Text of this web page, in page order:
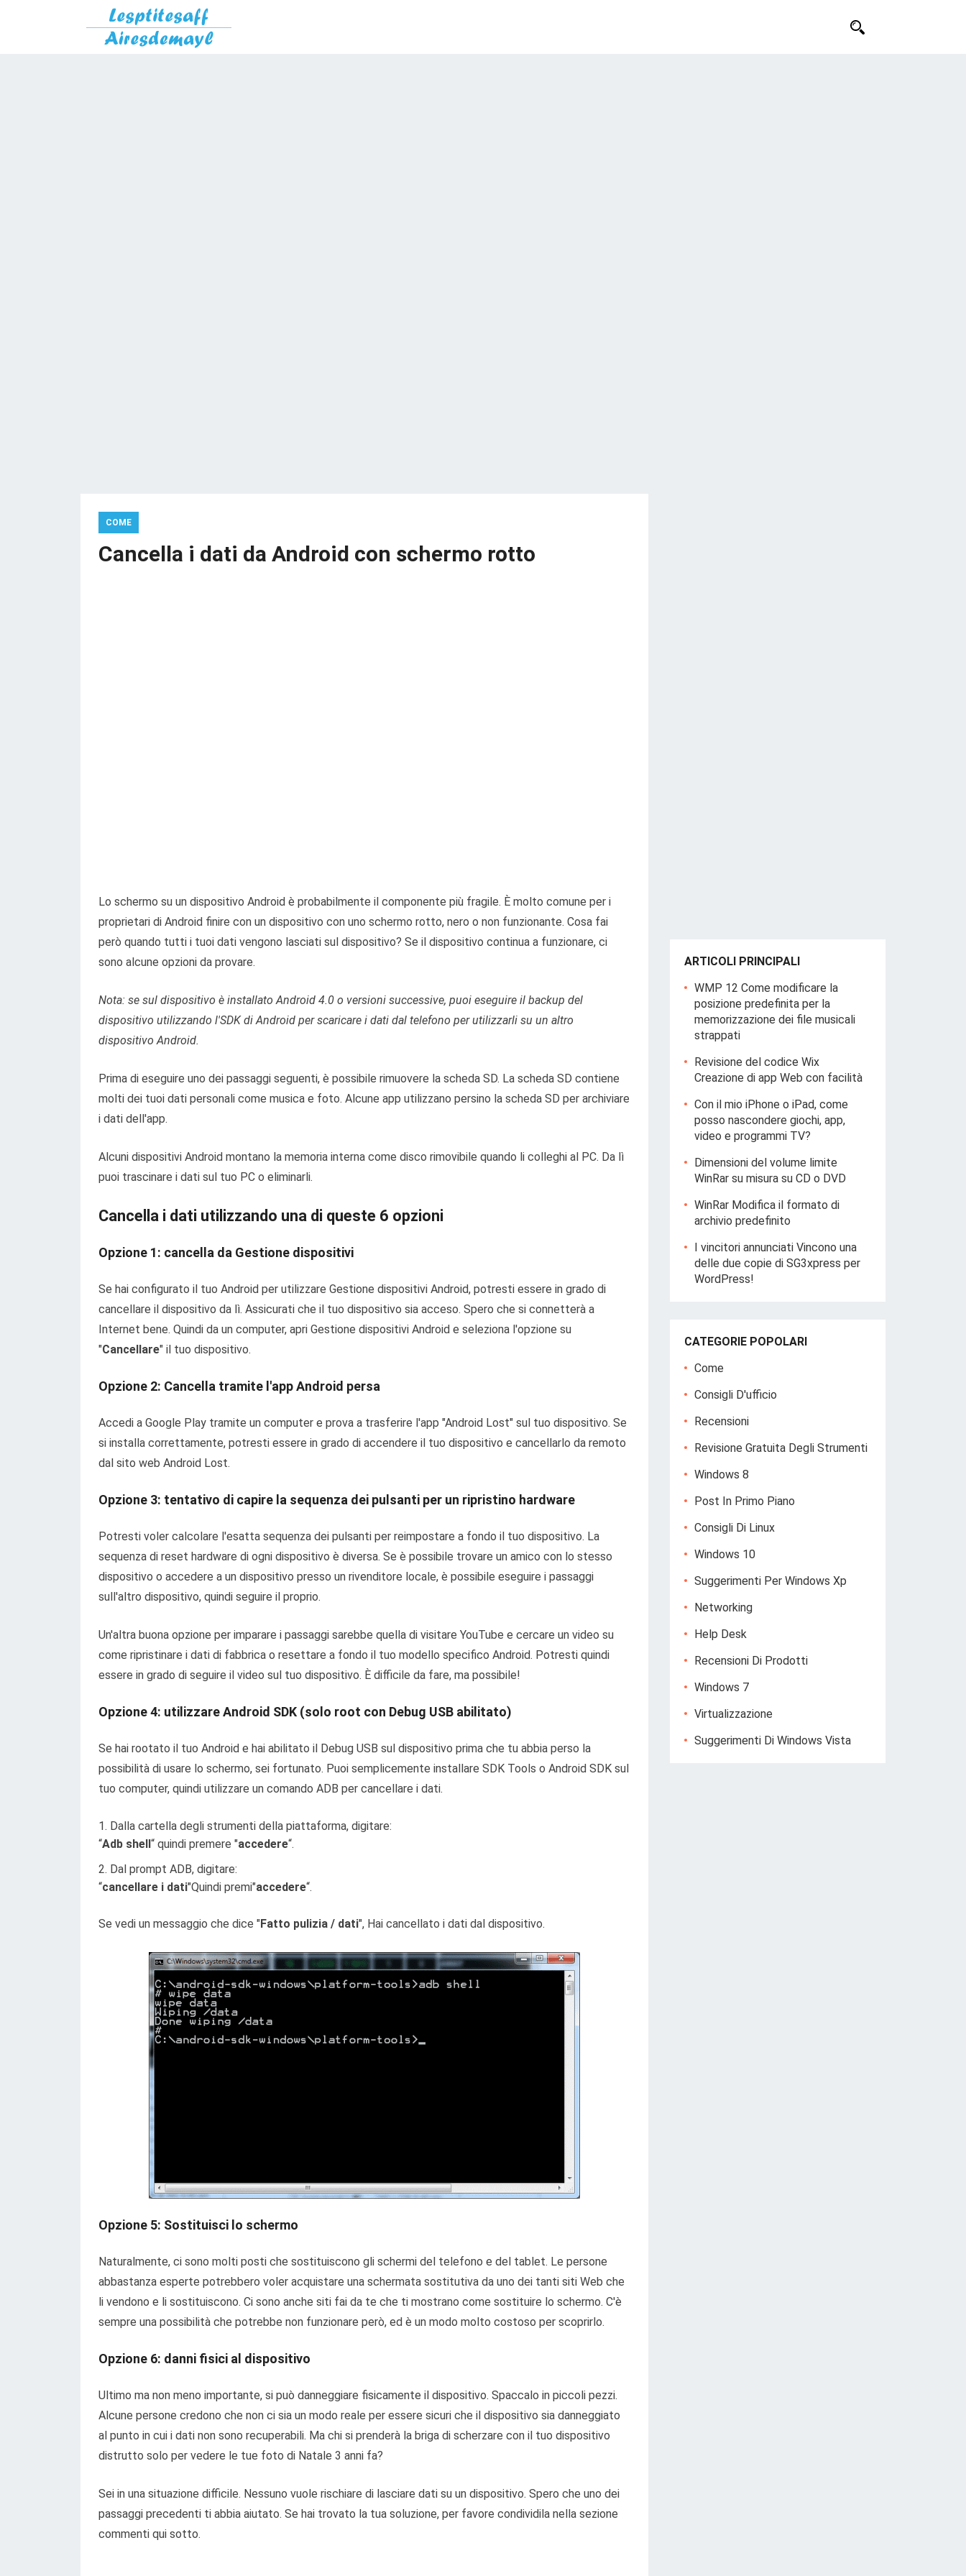
COME
Cancella i dati da Android con schermo rotto
Lo schermo su un dispositivo Android è probabilmente il componente più fragile. È molto comune per i
proprietari di Android finire con un dispositivo con uno schermo rotto, nero o non funzionante. Cosa fai
però quando tutti i tuoi dati vengono lasciati sul dispositivo? Se il dispositivo continua a funzionare, ci
sono alcune opzioni da provare.
Nota: se sul dispositivo è installato Android 4.0 o versioni successive, puoi eseguire il backup del
dispositivo utilizzando l'SDK di Android per scaricare i dati dal telefono per utilizzarli su un altro
dispositivo Android.
Prima di eseguire uno dei passaggi seguenti, è possibile rimuovere la scheda SD. La scheda SD contiene
molti dei tuoi dati personali come musica e foto. Alcune app utilizzano persino la scheda SD per archiviare
i dati dell'app.
Alcuni dispositivi Android montano la memoria interna come disco rimovibile quando li colleghi al PC. Da lì
puoi trascinare i dati sul tuo PC o eliminarli.
Cancella i dati utilizzando una di queste 6 opzioni
Opzione 1: cancella da Gestione dispositivi
Se hai configurato il tuo Android per utilizzare Gestione dispositivi Android, potresti essere in grado di
cancellare il dispositivo da lì. Assicurati che il tuo dispositivo sia acceso. Spero che si connetterà a
Internet bene. Quindi da un computer, apri Gestione dispositivi Android e seleziona l'opzione su
"Cancellare" il tuo dispositivo.
Opzione 2: Cancella tramite l'app Android persa
Accedi a Google Play tramite un computer e prova a trasferire l'app "Android Lost" sul tuo dispositivo. Se
si installa correttamente, potresti essere in grado di accendere il tuo dispositivo e cancellarlo da remoto
dal sito web Android Lost.
Opzione 3: tentativo di capire la sequenza dei pulsanti per un ripristino hardware
Potresti voler calcolare l'esatta sequenza dei pulsanti per reimpostare a fondo il tuo dispositivo. La
sequenza di reset hardware di ogni dispositivo è diversa. Se è possibile trovare un amico con lo stesso
dispositivo o accedere a un dispositivo presso un rivenditore locale, è possibile eseguire i passaggi
sull'altro dispositivo, quindi seguire il proprio.
Un'altra buona opzione per imparare i passaggi sarebbe quella di visitare YouTube e cercare un video su
come ripristinare i dati di fabbrica o resettare a fondo il tuo modello specifico Android. Potresti quindi
essere in grado di seguire il video sul tuo dispositivo. È difficile da fare, ma possibile!
Opzione 4: utilizzare Android SDK (solo root con Debug USB abilitato)
Se hai rootato il tuo Android e hai abilitato il Debug USB sul dispositivo prima che tu abbia perso la
possibilità di usare lo schermo, sei fortunato. Puoi semplicemente installare SDK Tools o Android SDK sul
tuo computer, quindi utilizzare un comando ADB per cancellare i dati.
Dalla cartella degli strumenti della piattaforma, digitare:
“Adb shell“ quindi premere "accedere“.
Dal prompt ADB, digitare:
“cancellare i dati"Quindi premi"accedere“.
Se vedi un messaggio che dice "Fatto pulizia / dati", Hai cancellato i dati dal dispositivo.
Opzione 5: Sostituisci lo schermo
Naturalmente, ci sono molti posti che sostituiscono gli schermi del telefono e del tablet. Le persone
abbastanza esperte potrebbero voler acquistare una schermata sostitutiva da uno dei tanti siti Web che
li vendono e li sostituiscono. Ci sono anche siti fai da te che ti mostrano come sostituire lo schermo. C'è
sempre una possibilità che potrebbe non funzionare però, ed è un modo molto costoso per scoprirlo.
Opzione 6: danni fisici al dispositivo
Ultimo ma non meno importante, si può danneggiare fisicamente il dispositivo. Spaccalo in piccoli pezzi.
Alcune persone credono che non ci sia un modo reale per essere sicuri che il dispositivo sia danneggiato
al punto in cui i dati non sono recuperabili. Ma chi si prenderà la briga di scherzare con il tuo dispositivo
distrutto solo per vedere le tue foto di Natale 3 anni fa?
Sei in una situazione difficile. Nessuno vuole rischiare di lasciare dati su un dispositivo. Spero che uno dei
passaggi precedenti ti abbia aiutato. Se hai trovato la tua soluzione, per favore condividila nella sezione
commenti qui sotto.
ARTICOLI PRINCIPALI
WMP 12 Come modificare la
posizione predefinita per la
memorizzazione dei file musicali
strappati
Revisione del codice Wix
Creazione di app Web con facilità
Con il mio iPhone o iPad, come
posso nascondere giochi, app,
video e programmi TV?
Dimensioni del volume limite
WinRar su misura su CD o DVD
WinRar Modifica il formato di
archivio predefinito
I vincitori annunciati Vincono una
delle due copie di SG3xpress per
WordPress!
CATEGORIE POPOLARI
Come
Consigli D'ufficio
Recensioni
Revisione Gratuita Degli Strumenti
Windows 8
Post In Primo Piano
Consigli Di Linux
Windows 10
Suggerimenti Per Windows Xp
Networking
Help Desk
Recensioni Di Prodotti
Windows 7
Virtualizzazione
Suggerimenti Di Windows Vista